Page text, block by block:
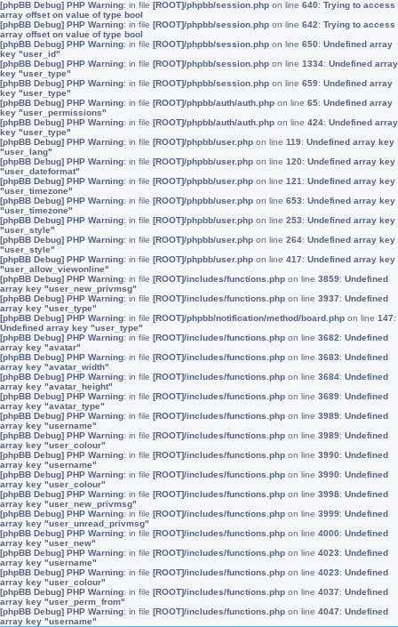
[phpBB Debug] PHP Warning: in file [ROOT]/phpbb/session.php on line 640: Trying to access
array offset on value of type bool
[phpBB Debug] PHP Warning: in file [ROOT]/phpbb/session.php on line 642: Trying to access
array offset on value of type bool
[phpBB Debug] PHP Warning: in file [ROOT]/phpbb/session.php on line 650: Undefined array
key "user_id"
[phpBB Debug] PHP Warning: in file [ROOT]/phpbb/session.php on line 1334: Undefined array
key "user_type"
[phpBB Debug] PHP Warning: in file [ROOT]/phpbb/session.php on line 659: Undefined array
key "user_type"
[phpBB Debug] PHP Warning: in file [ROOT]/phpbb/auth/auth.php on line 65: Undefined array
key "user_permissions"
[phpBB Debug] PHP Warning: in file [ROOT]/phpbb/auth/auth.php on line 424: Undefined array
key "user_type"
[phpBB Debug] PHP Warning: in file [ROOT]/phpbb/user.php on line 119: Undefined array key
"user_lang"
[phpBB Debug] PHP Warning: in file [ROOT]/phpbb/user.php on line 120: Undefined array key
"user_dateformat"
[phpBB Debug] PHP Warning: in file [ROOT]/phpbb/user.php on line 121 : Undefined array key
"user_timezone"
[phpBB Debug] PHP Warning: in file [ROOT]/phpbb/user.php on line 653: Undefined array key
"user_timezone"
[phpBB Debug] PHP Warning: in file [ROOT]/phpbb/user.php on line 253: Undefined array key
"user_style"
[phpBB Debug] PHP Warning: in file [ROOT]/phpbb/user.php on line 264: Undefined array key
"user_style"
[phpBB Debug] PHP Warning: in file [ROOT]/phpbb/user.php on line 417: Undefined array key
"user_allow_viewonline"
[phpBB Debug] PHP Warning: in file [ROOT]/includes/functions.php on line 3859: Undefined
array key "user_new_privmsg"
[phpBB Debug] PHP Warning: in file [ROOT]/includes/functions.php on line 3937: Undefined
array key "user_type"
[phpBB Debug] PHP Warning: in file [ROOT]/phpbb/notification/method/board.php on line 147:
Undefined array key "user_type"
[phpBB Debug] PHP Warning: in file [ROOT]/includes/functions.php on line 3682: Undefined
array key "avatar"
[phpBB Debug] PHP Warning: in file [ROOT]/includes/functions.php on line 3683: Undefined
array key "avatar_width"
[phpBB Debug] PHP Warning: in file [ROOT]/includes/functions.php on line 3684: Undefined
array key "avatar_height"
[phpBB Debug] PHP Warning: in file [ROOT]/includes/functions.php on line 3689: Undefined
array key "avatar_type"
[phpBB Debug] PHP Warning: in file [ROOT]/includes/functions.php on line 3989: Undefined
array key "username"
[phpBB Debug] PHP Warning: in file [ROOT]/includes/functions.php on line 3989: Undefined
array key "user_colour"
[phpBB Debug] PHP Warning: in file [ROOT]/includes/functions.php on line 3990: Undefined
array key "username"
[phpBB Debug] PHP Warning: in file [ROOT]/includes/functions.php on line 3990: Undefined
array key "user_colour"
[phpBB Debug] PHP Warning: in file [ROOT]/includes/functions.php on line 3998: Undefined
array key "user_new_privmsg"
[phpBB Debug] PHP Warning: in file [ROOT]/includes/functions.php on line 3999: Undefined
array key "user_unread_privmsg"
[phpBB Debug] PHP Warning: in file [ROOT]/includes/functions.php on line 4000: Undefined
array key "user_new"
[phpBB Debug] PHP Warning: in file [ROOT]/includes/functions.php on line 4023: Undefined
array key "username"
[phpBB Debug] PHP Warning: in file [ROOT]/includes/functions.php on line 4023: Undefined
array key "user_colour"
[phpBB Debug] PHP Warning: in file [ROOT]/includes/functions.php on line 4037: Undefined
array key "user_perm_from"
[phpBB Debug] PHP Warning: in file [ROOT]/includes/functions.php on line 4047: Undefined
array key "username"